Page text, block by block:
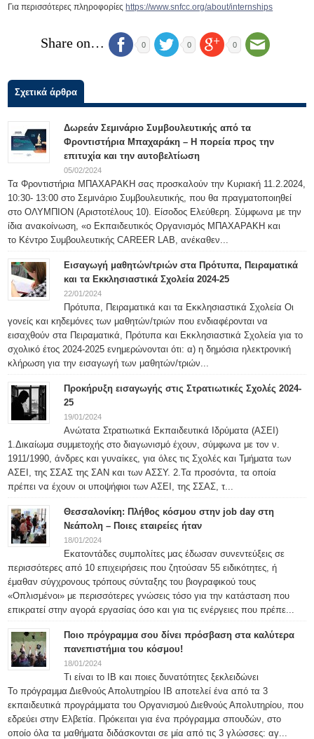
Για περισσότερες πληροφορίες https://www.snfcc.org/about/internships
Share on… 0 0 0
Σχετικά άρθρα
Δωρεάν Σεμινάριο Συμβουλευτικής από τα
Φροντιστήρια Μπαχαράκη – Η πορεία προς την
επιτυχία και την αυτοβελτίωση
05/02/2024
Τα Φροντιστήρια ΜΠΑΧΑΡΑΚΗ σας προσκαλούν την Κυριακή 11.2.2024,
10:30- 13:00 στο Σεμινάριο Συμβουλευτικής, που θα πραγματοποιηθεί
στο ΟΛΥΜΠΙΟΝ (Αριστοτέλους 10). Είσοδος Ελεύθερη. Σύμφωνα με την
ίδια ανακοίνωση, «ο Εκπαιδευτικός Οργανισμός ΜΠΑΧΑΡΑΚΗ και
το Κέντρο Συμβουλευτικής CAREER LAB, ανέκαθεν...
Εισαγωγή μαθητών/τριών στα Πρότυπα, Πειραματικά
και τα Εκκλησιαστικά Σχολεία 2024-25
22/01/2024
Πρότυπα, Πειραματικά και τα Εκκλησιαστικά Σχολεία Οι
γονείς και κηδεμόνες των μαθητών/τριών που ενδιαφέρονται να
εισαχθούν στα Πειραματικά, Πρότυπα και Εκκλησιαστικά Σχολεία για το
σχολικό έτος 2024-2025 ενημερώνονται ότι: α) η δημόσια ηλεκτρονική
κλήρωση για την εισαγωγή των μαθητών/τριών...
Προκήρυξη εισαγωγής στις Στρατιωτικές Σχολές 2024-
25
19/01/2024
Ανώτατα Στρατιωτικά Εκπαιδευτικά Ιδρύματα (ΑΣΕΙ)
1.Δικαίωμα συμμετοχής στο διαγωνισμό έχουν, σύμφωνα με τον ν.
1911/1990, άνδρες και γυναίκες, για όλες τις Σχολές και Τμήματα των
ΑΣΕΙ, της ΣΣΑΣ της ΣΑΝ και των ΑΣΣΥ. 2.Τα προσόντα, τα οποία
πρέπει να έχουν οι υποψήφιοι των ΑΣΕΙ, της ΣΣΑΣ, τ...
Θεσσαλονίκη: Πλήθος κόσμου στην job day στη
Νεάπολη – Ποιες εταιρείες ήταν
18/01/2024
Εκατοντάδες συμπολίτες μας έδωσαν συνεντεύξεις σε
περισσότερες από 10 επιχειρήσεις που ζητούσαν 55 ειδικότητες, ή
έμαθαν σύγχρονους τρόπους σύνταξης του βιογραφικού τους
«Οπλισμένοι» με περισσότερες γνώσεις τόσο για την κατάσταση που
επικρατεί στην αγορά εργασίας όσο και για τις ενέργειες που πρέπε...
Ποιο πρόγραμμα σου δίνει πρόσβαση στα καλύτερα
πανεπιστήμια του κόσμου!
18/01/2024
Τι είναι το IB και ποιες δυνατότητες ξεκλειδώνει
Το πρόγραμμα Διεθνούς Απολυτηρίου IB αποτελεί ένα από τα 3
εκπαιδευτικά προγράμματα του Οργανισμού Διεθνούς Απολυτηρίου, που
εδρεύει στην Ελβετία. Πρόκειται για ένα πρόγραμμα σπουδών, στο
οποίο όλα τα μαθήματα διδάσκονται σε μία από τις 3 γλώσσες: αγ...